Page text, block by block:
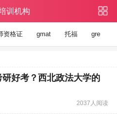
训机构
资格证 gmat 托福 gre
好考？西北政法大学的
2037人阅读